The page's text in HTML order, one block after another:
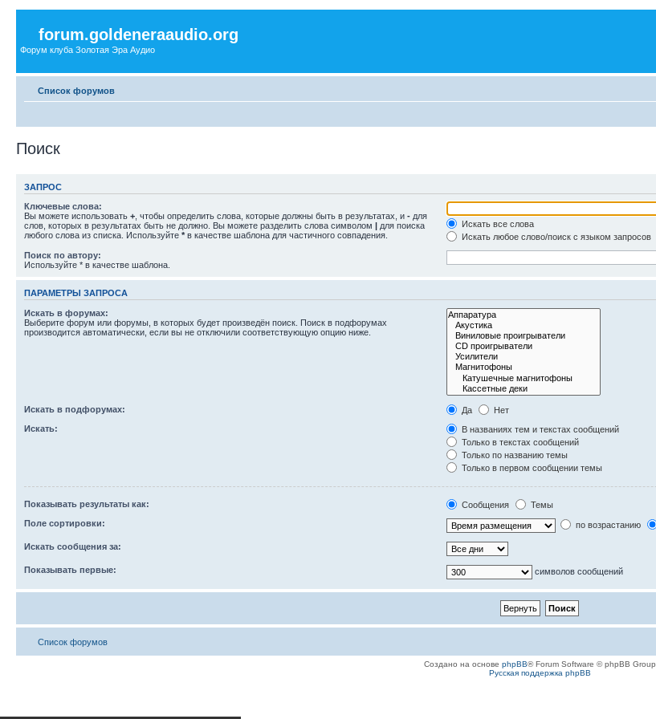
forum.goldeneraaudio.org
Форум клуба Золотая Эра Аудио
Список форумов
Поиск
ЗАПРОС
Ключевые слова:
Вы можете использовать + , чтобы определить слова, которые должны быть в результатах, и - для
слов, которых в результатах быть не должно. Вы можете разделить слова символом | для поиска
любого слова из списка. Используйте * в качестве шаблона для частичного совпадения.
Искать все слова
Искать любое слово/поиск с языком запросов
Поиск по автору:
Используйте * в качестве шаблона.
ПАРАМЕТРЫ ЗАПРОСА
Искать в форумах:
Выберите форум или форумы, в которых будет произведён поиск. Поиск в подфорумах
производится автоматически, если вы не отключили соответствующую опцию ниже.
Искать в подфорумах: Да
Нет
Искать:
В названиях тем и текстах сообщений
Только в текстах сообщений
Только по названию темы
Только в первом сообщении темы
Показывать результаты как: Сообщения
Темы
Поле сортировки:
по возрастанию
Искать сообщения за:
Показывать первые: символов сообщений
Список форумов
Создано на основе phpBB® Forum Software © phpBB Group
Русская поддержка phpBB